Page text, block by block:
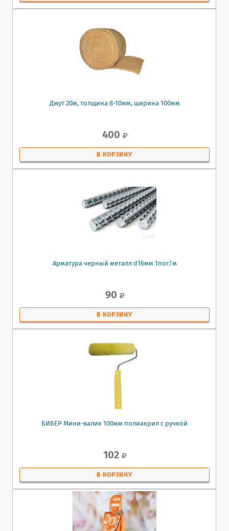
Джут 20м, толщина 8-10мм, ширина 100мм
400
В КОРЗИНУ
Арматура черный металл d16мм 1пог/м
90
В КОРЗИНУ
БИБЕР Мини-валик 100мм полиакрил с ручкой
102
В КОРЗИНУ